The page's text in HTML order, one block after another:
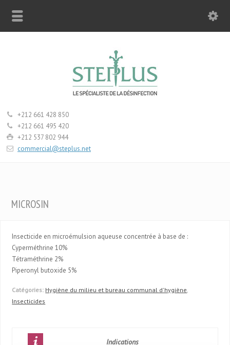
+212 661 428 850
+212 661 495 420
+212 537 802 944
commercial@steplus.net
MICROSIN
Insecticide en microémulsion aqueuse concentrée à base de :
Cyperméthrine 10%
Tétraméthrine 2%
Piperonyl butoxide 5%
Catégories: Hygiène du milieu et bureau communal d'hygiène,
Insecticides
Indications